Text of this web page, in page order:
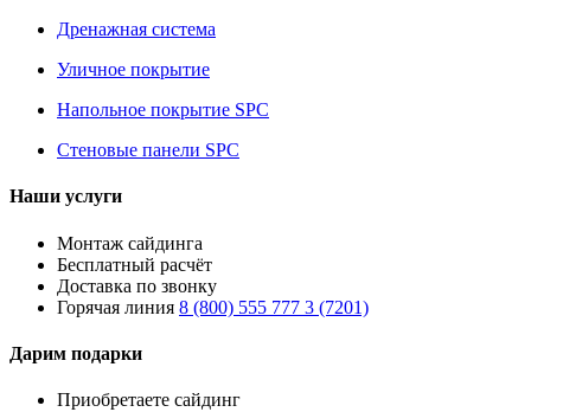
Дренажная система
Уличное покрытие
Напольное покрытие SPC
Стеновые панели SPC
Наши услуги
Монтаж сайдинга
Бесплатный расчёт
Доставка по звонку
Горячая линия 8 (800) 555 777 3 (7201)
Дарим подарки
Приобретаете сайдинг